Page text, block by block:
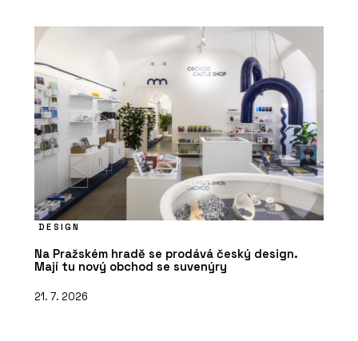
DESIGN
Na Pražském hradě se prodává český design.
Mají tu nový obchod se suvenýry
21. 7. 2026